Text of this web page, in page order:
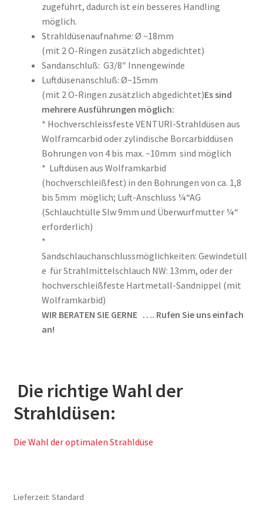
zugeführt, dadurch ist ein besseres Handling
möglich.
Strahldüsenaufnahme: Ø ~18mm
(mit 2 O-Ringen zusätzlich abgedichtet)
Sandanschluß: G3/8″ Innengewinde
Luftdüsenanschluß: Ø~15mm
(mit 2 O-Ringen zusätzlich abgedichtet)Es sind
mehrere Ausführungen möglich:
* Hochverschleissfeste VENTURI-Strahldüsen aus
Wolframcarbid oder zylindische Borcarbiddüsen
Bohrungen von 4 bis max. ~10mm sind möglich
* Luftdüsen aus Wolframkarbid
(hochverschleißfest) in den Bohrungen von ca. 1,8
bis 5mm möglich; Luft-Anschluss ¼“AG
(Schlauchtülle Slw 9mm und Überwurfmutter ¼“
erforderlich)
*
Sandschlauchanschlussmöglichkeiten: Gewindetüll
e für Strahlmittelschlauch NW: 13mm, oder der
hochverschleißfeste Hartmetall-Sandnippel (mit
Wolframkarbid)
WIR BERATEN SIE GERNE …. Rufen Sie uns einfach
an!
Die richtige Wahl der
Strahldüsen:
Die Wahl der optimalen Strahldüse
Lieferzeit: Standard